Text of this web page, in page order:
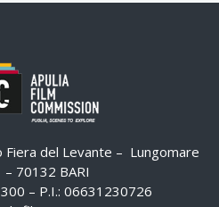
Fiera del Levante – Lungomare
– 70132 BARI
– P.I.: 06631230726